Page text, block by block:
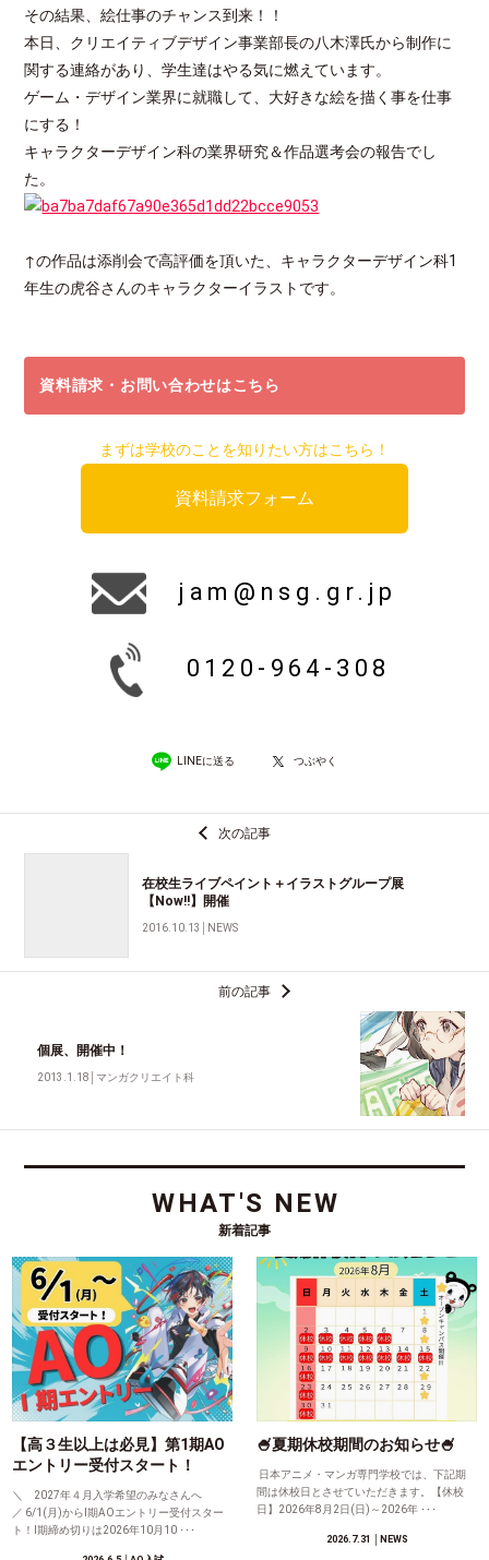
その結果、絵仕事のチャンス到来！！
本日、クリエイティブデザイン事業部長の八木澤氏から制作に
関する連絡があり、学生達はやる気に燃えています。
ゲーム・デザイン業界に就職して、大好きな絵を描く事を仕事
にする！
キャラクターデザイン科の業界研究＆作品選考会の報告でし
た。
↑の作品は添削会で高評価を頂いた、キャラクターデザイン科1
年生の虎谷さんのキャラクターイラストです。
資料請求・お問い合わせはこちら
まずは学校のことを知りたい方はこちら！
資料請求フォーム
jam@nsg.gr.jp
0120-964-308
LINEに送る つぶやく
次の記事
在校生ライブペイント＋イラストグループ展
【Now!!】開催
2016.10.13 NEWS
前の記事
個展、開催中！
2013.1.18 │マンガクリエイト科
WHAT'S NEW
新着記事
【高３生以上は必見】第1期AO
エントリー受付スタート！
＼ 2027年４月入学希望のみなさんへ
／ 6/1(月)からⅠ期AOエントリー受付スター
ト！Ⅰ期締め切りは2026年10月10 ･･･
🍧夏期休校期間のお知らせ🍧
日本アニメ・マンガ専門学校では、下記期
間は休校日とさせていただきます。【休校
日】2026年8月2日(日)～2026年 ･･･
2026.7.31 │NEWS